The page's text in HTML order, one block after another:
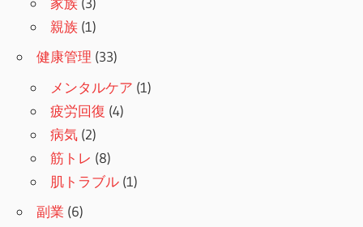
親族 (1)
健康管理 (33)
メンタルケア (1)
疲労回復 (4)
病気 (2)
筋トレ (8)
肌トラブル (1)
副業 (6)